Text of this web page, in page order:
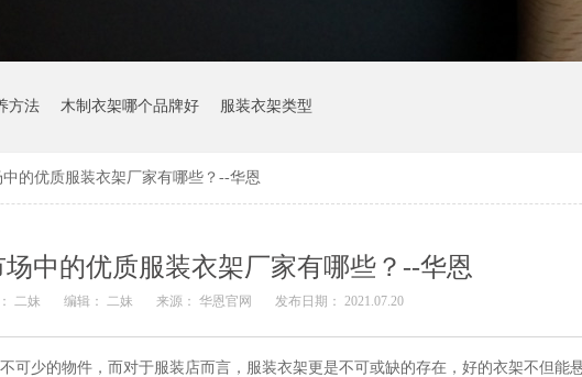
方法 木制衣架哪个品牌好 服装衣架类型
中的优质服装衣架厂家有哪些？--华恩
场中的优质服装衣架厂家有哪些？--华恩
二妹 编辑： 二妹 来源： 华恩官网 发布日期： 2021.07.20
可少的物件，而对于服装店而言，服装衣架更是不可或缺的存在，好的衣架不但能